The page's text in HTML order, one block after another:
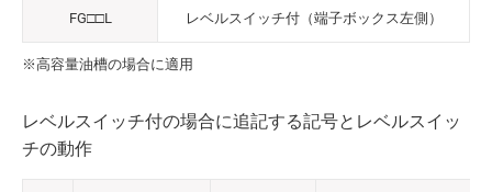
FG□□L レベルスイッチ付（端子ボックス左側）
※高容量油槽の場合に適用
レベルスイッチ付の場合に追記する記号とレベルスイッ
チの動作